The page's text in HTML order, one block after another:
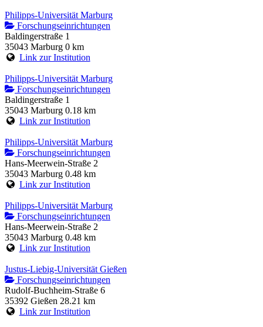
Philipps-Universität Marburg
Forschungseinrichtungen
Baldingerstraße 1
35043 Marburg 0 km
Link zur Institution
Philipps-Universität Marburg
Forschungseinrichtungen
Baldingerstraße 1
35043 Marburg 0.18 km
Link zur Institution
Philipps-Universität Marburg
Forschungseinrichtungen
Hans-Meerwein-Straße 2
35043 Marburg 0.48 km
Link zur Institution
Philipps-Universität Marburg
Forschungseinrichtungen
Hans-Meerwein-Straße 2
35043 Marburg 0.48 km
Link zur Institution
Justus-Liebig-Universität Gießen
Forschungseinrichtungen
Rudolf-Buchheim-Straße 6
35392 Gießen 28.21 km
Link zur Institution